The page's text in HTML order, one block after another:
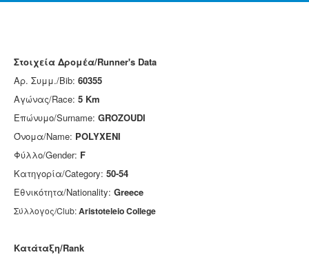
Στοιχεία Δρομέα/Runner's Data
Αρ. Συμμ./Bib: 60355
Αγώνας/Race: 5 Km
Επώνυμο/Surname: GROZOUDI
Όνομα/Name: POLYXENI
Φύλλο/Gender: F
Κατηγορία/Category: 50-54
Εθνικότητα/Nationality: Greece
Σύλλογος/Club:Aristoteleio College
Κατάταξη/Rank